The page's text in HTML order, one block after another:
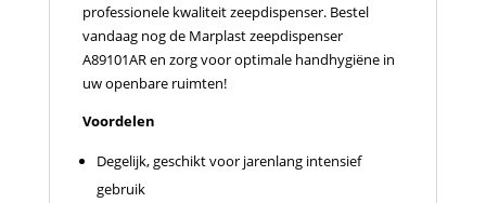
professionele kwaliteit zeepdispenser. Bestel
vandaag nog de Marplast zeepdispenser
A89101AR en zorg voor optimale handhygiëne in
uw openbare ruimten!
Voordelen
Degelijk, geschikt voor jarenlang intensief
gebruik